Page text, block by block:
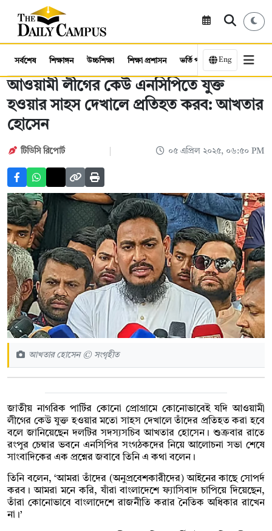
সর্বশেষ শিক্ষাঙ্গন উচ্চশিক্ষা শিক্ষা প্রশাসন ভর্তি পরীক্ষা কর্মসংস্থান
Eng
আওয়ামী লীগের কেউ এনসিপিতে যুক্ত
হওয়ার সাহস দেখালে প্রতিহত করব: আখতার
হোসেন
টিডিসি রিপোর্ট ০৫ এপ্রিল ২০২৫, ০৬:৫০ PM
আখতার হোসেন © সংগৃহীত
জাতীয় নাগরিক পার্টির কোনো প্রোগ্রামে কোনোভাবেই যদি আওয়ামী
লীগের কেউ যুক্ত হওয়ার মতো সাহস দেখালে তাঁদের প্রতিহত করা হবে
বলে জানিয়েছেন দলটির সদস্যসচিব আখতার হোসেন। শুক্রবার রাতে
রংপুর চেম্বার ভবনে এনসিপির সংগঠকদের নিয়ে আলোচনা সভা শেষে
সাংবাদিকের এক প্রশ্নের জবাবে তিনি এ কথা বলেন।
তিনি বলেন, ‘আমরা তাঁদের (অনুপ্রবেশকারীদের) আইনের কাছে সোপর্দ
করব। আমরা মনে করি, যাঁরা বাংলাদেশে ফ্যাসিবাদ চাপিয়ে দিয়েছেন,
তাঁরা কোনোভাবে বাংলাদেশে রাজনীতি করার নৈতিক অধিকার রাখেন
না।’